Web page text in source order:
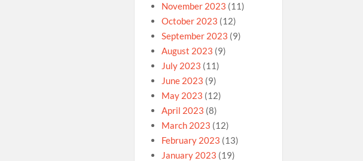
November 2023 (11)
October 2023 (12)
September 2023 (9)
August 2023 (9)
July 2023 (11)
June 2023 (9)
May 2023 (12)
April 2023 (8)
March 2023 (12)
February 2023 (13)
January 2023 (19)